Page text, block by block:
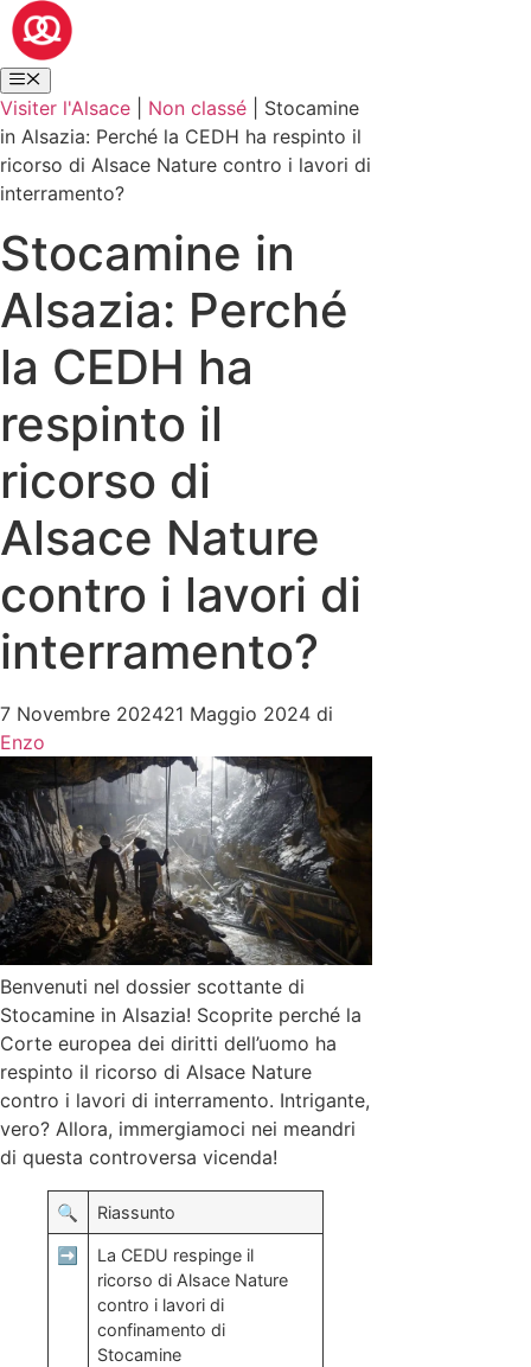
Visiter l'Alsace Non classé
Stocamine
in Alsazia: Perché la CEDH ha respinto il
ricorso di Alsace Nature contro i lavori di
interramento?
Stocamine in
Alsazia: Perché
la CEDH ha
respinto il
ricorso di
Alsace Nature
contro i lavori di
interramento?
7 Novembre 202421 Maggio 2024 di
Enzo
Benvenuti nel dossier scottante di
Stocamine in Alsazia! Scoprite perché la
Corte europea dei diritti dell’uomo ha
respinto il ricorso di Alsace Nature
contro i lavori di interramento. Intrigante,
vero? Allora, immergiamoci nei meandri
di questa controversa vicenda!
🔍 Riassunto
➡️
La CEDU respinge il
ricorso di Alsace Nature
contro i lavori di
confinamento di
Stocamine